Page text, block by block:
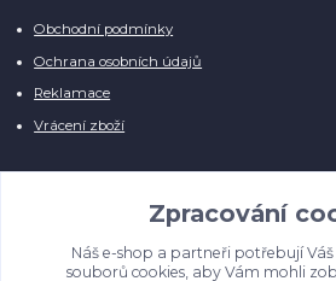
Obchodní podmínky
Ochrana osobních údajů
Reklamace
Vrácení zboží
Manuálně pro Vás kontrolujeme každý produkt,
několika z nich je vyobrazen pouze obrázek
Zpracování
Náš e-shop a partneři potřebují Váš
souborů cookies, aby Vám mohli